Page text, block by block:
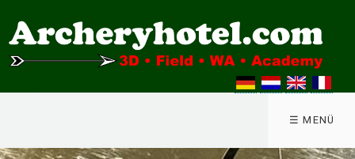
☰ MENÜ